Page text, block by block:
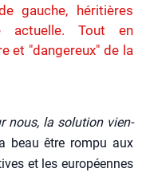
gauche, héritières
actuelle. Tout en
et "dangereux" de la
nous, la solu­tion vien­
beau être rom­pu aux
et les euro­péennes